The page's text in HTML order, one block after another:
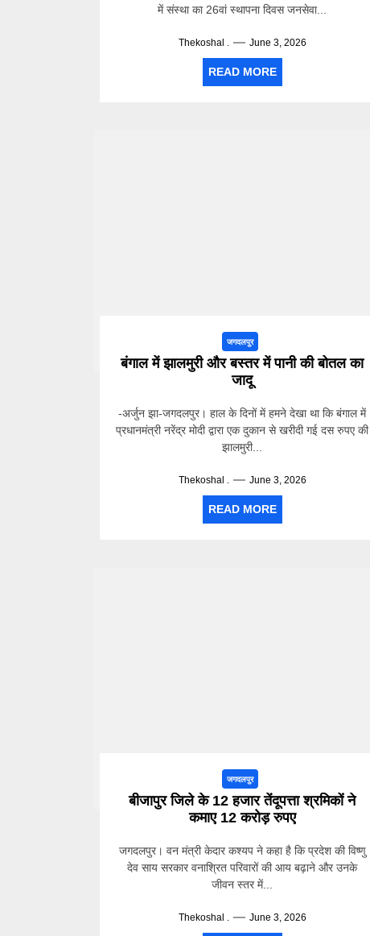
में संस्था का 26वां स्थापना दिवस जनसेवा...
Thekoshal . June 3, 2026
READ MORE
जगदलपुर
बंगाल में झालमुरी और बस्तर में पानी की बोतल का
जादू
-अर्जुन झा-जगदलपुर। हाल के दिनों में हमने देखा था कि बंगाल में
प्रधानमंत्री नरेंद्र मोदी द्वारा एक दुकान से खरीदी गई दस रुपए की
झालमुरी...
Thekoshal . June 3, 2026
READ MORE
जगदलपुर
बीजापुर जिले के 12 हजार तेंदूपत्ता श्रमिकों ने
कमाए 12 करोड़ रुपए
जगदलपुर। वन मंत्री केदार कश्यप ने कहा है कि प्रदेश की विष्णु
देव साय सरकार वनाश्रित परिवारों की आय बढ़ाने और उनके
जीवन स्तर में...
Thekoshal . June 3, 2026